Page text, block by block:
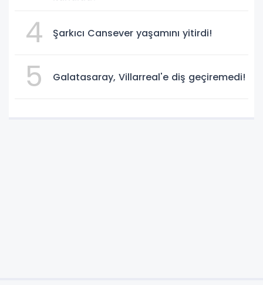
4 Şarkıcı Cansever yaşamını yitirdi!
5 Galatasaray, Villarreal'e diş geçiremedi!